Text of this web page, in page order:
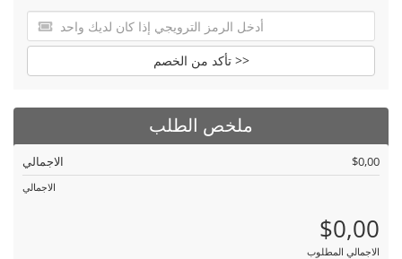
تأكد من الخصم >>
ملخص الطلب
الاجمالي $0,00
الاجمالي
$0,00
الاجمالي المطلوب